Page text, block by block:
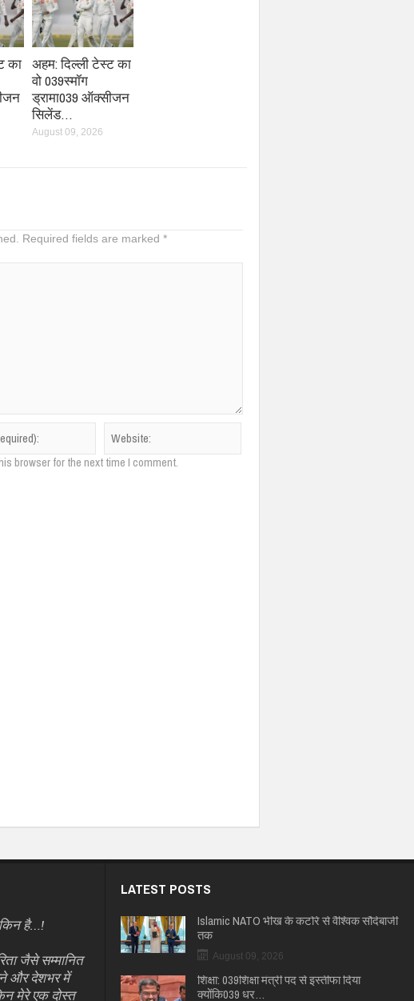
का अहम: दिल्ली टेस्ट का
वो 039स्मॉग
ड्रामा039 ऑक्सीजन
सिलेंड…
August 09, 2026
Required fields are marked *
browser for the next time I comment.
है…!
जैसे सम्मानित
और देशभर में
मेरे एक दोस्त
LATEST POSTS
Islamic NATO भीख के कटोरे से वैश्विक सौदेबाजी
तक
August 09, 2026
शिक्षा: 039शिक्षा मंत्री पद से इस्तीफा दिया
क्योंकि039 धर…